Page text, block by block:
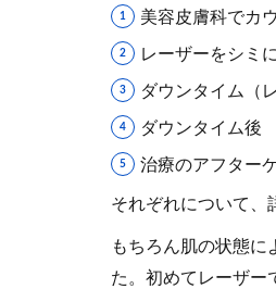
美容皮膚科でカ
レーザーをシミ
ダウンタイム（
ダウンタイム後
治療のアフター
それぞれについて、
もちろん肌の状態に
た。初めてレーザー